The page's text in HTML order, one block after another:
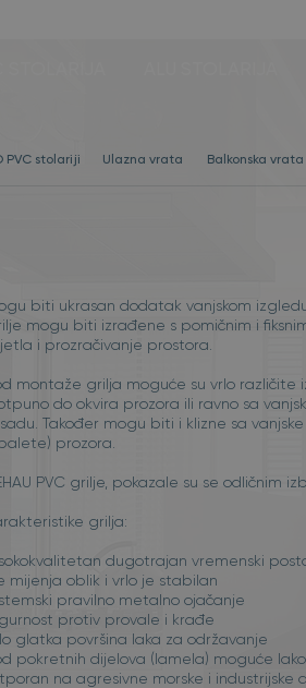
PVC stolariji Ulazna vrata Balkonska vrata
biti ukrasan dodatak vanjskom
mogu biti izrađene s pomičnim i
i prozračivanje prostora.
montaže grilja moguće su vrlo različite
do okvira prozora ili ravno sa
Također mogu biti i klizne sa
prozora.
PVC grilje, pokazale su se odličnim
grilja:
dugotrajan vremenski
mijenja oblik i vrlo je stabilan
pravilno metalno ojačanje
protiv provale i krađe
glatka površina laka za održavanje
pokretnih dijelova (lamela) moguće
na agresivne morske i industrijske